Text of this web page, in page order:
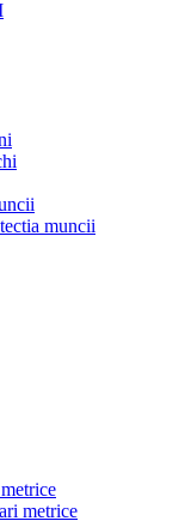
muncii
metrice